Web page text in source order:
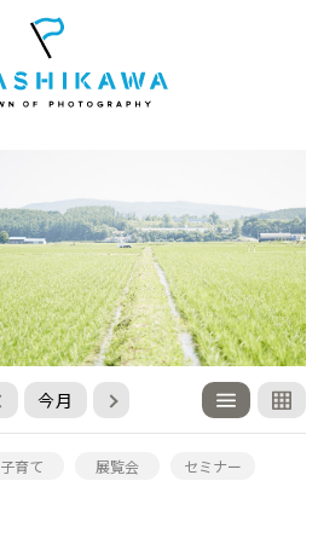
今月
子育て 展覧会
セミナー